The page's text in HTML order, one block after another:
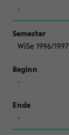
-
WiSe 1996/1997
-
-